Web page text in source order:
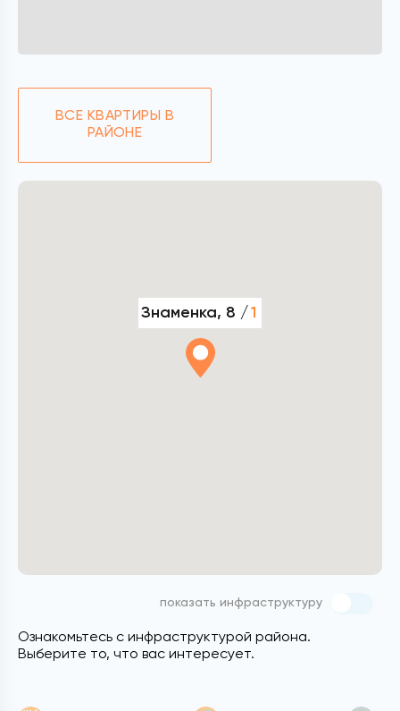
ВСЕ КВАРТИРЫ В
РАЙОНЕ
Знаменка, 8 / 1
Ознакомьтесь с инфраструктурой района.
Выберите то, что вас интересует.
показать инфраструктуру